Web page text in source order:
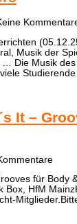
Musik der
… Die Musik
It –
für Body
Box, HfM